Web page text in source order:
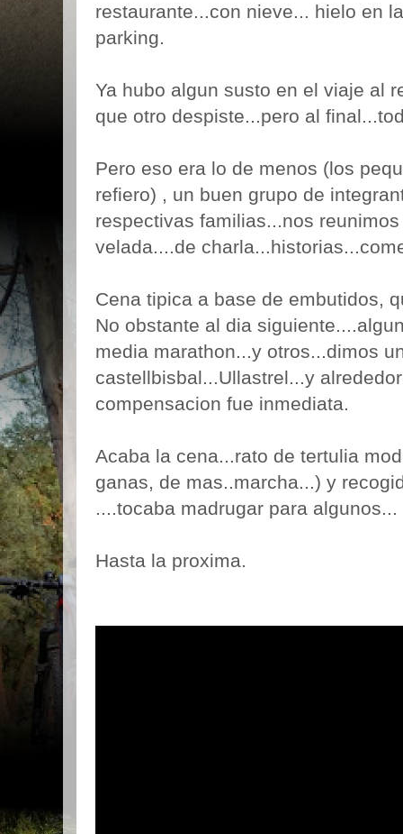
restaurante...con nieve... hielo en
parking.
Ya hubo algun susto en el viaje al
que otro despiste...pero al
Pero eso era lo de menos (los
refiero) , un buen grupo de
respectivas familias...nos
velada....de
Cena tipica a base de embutidos,
No obstante al dia
media marathon...y otros...dimos
castellbisbal...Ullastrel...y
compensacion fue inmediata.
Acaba la cena...rato de tertulia
ganas, de mas..marcha...) y
....tocaba madrugar para algunos...
Hasta la proxima.